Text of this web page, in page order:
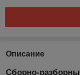
Описание
Сборно-